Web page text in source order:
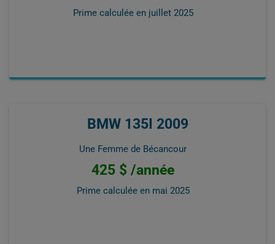
Prime calculée en juillet 2025
BMW 135I 2009
Une Femme de Bécancour
425 $ /année
Prime calculée en mai 2025